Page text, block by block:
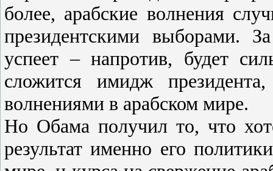
более, арабские волнения
президентскими выборами.
успеет – напротив, будет
сложится имидж
волнениями в арабском мире.
Но Обама получил то, что
результат именно его